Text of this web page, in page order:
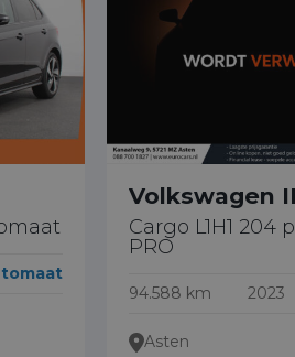
Volkswagen
Cargo L1H1 204
PRO
94.588 km 2023
Asten